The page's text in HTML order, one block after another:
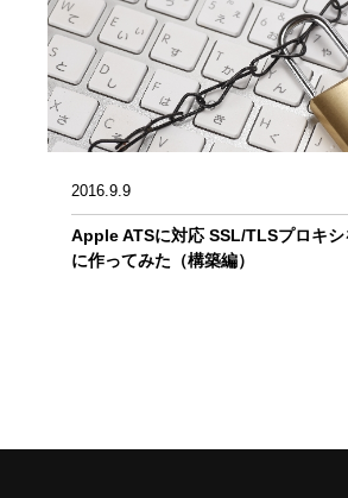
2016.9.9
Apple ATSに対応 SSL/TLSプロキ
に作ってみた（構築編）